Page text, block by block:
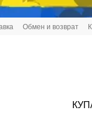
Обмен и возврат